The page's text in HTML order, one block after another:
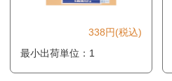
338円(税込)
最小出荷単位：1